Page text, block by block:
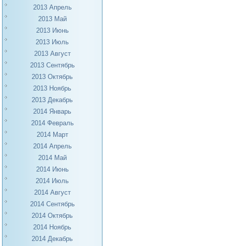
2013 Апрель
2013 Май
2013 Июнь
2013 Июль
2013 Август
2013 Сентябрь
2013 Октябрь
2013 Ноябрь
2013 Декабрь
2014 Январь
2014 Февраль
2014 Март
2014 Апрель
2014 Май
2014 Июнь
2014 Июль
2014 Август
2014 Сентябрь
2014 Октябрь
2014 Ноябрь
2014 Декабрь